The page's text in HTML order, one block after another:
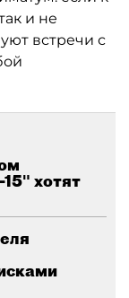
и не
встречи с
хотят